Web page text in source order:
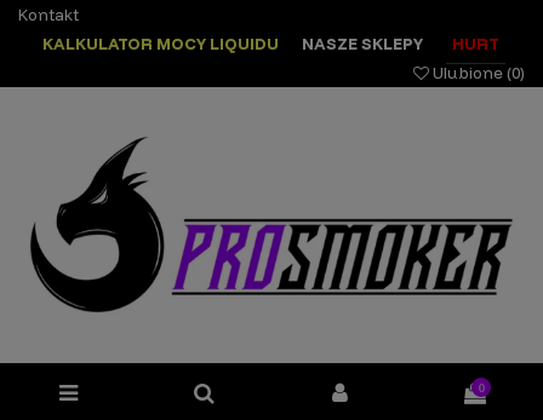
Kontakt
KALKULATOR MOCY LIQUIDU
NASZE SKLEPY
HURT
Ulubione (0)
0